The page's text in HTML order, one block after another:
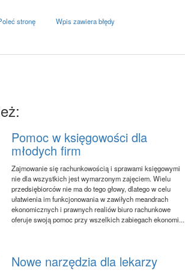
stronę Wpis zawiera błędy
Pomoc w księgowości dla
młodych firm
Zajmowanie się rachunkowością i sprawami księgowymi
nie dla wszystkich jest wymarzonym zajęciem. Wielu
przedsiębiorców nie ma do tego głowy, dlatego w celu
ułatwienia im funkcjonowania w zawiłych meandrach
ekonomicznych i prawnych realiów biuro rachunkowe
oferuje swoją pomoc przy wszelkich zabiegach ekonomi...
Nowe narzędzia dla lekarzy